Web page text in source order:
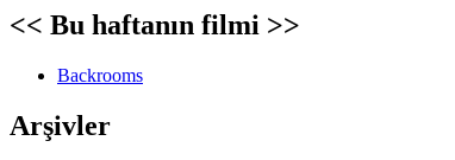
<< Bu haftanın filmi >>
Backrooms
Arşivler